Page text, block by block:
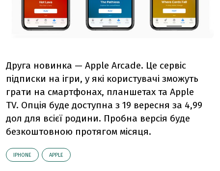
Друга новинка — Apple Arcade. Це сервіс
підписки на ігри, у які користувачі зможуть
грати на смартфонах, планшетах та Apple
TV. Опція буде доступна з 19 вересня за 4,99
дол для всієї родини. Пробна версія буде
безкоштовною протягом місяця.
IPHONE АPPLE